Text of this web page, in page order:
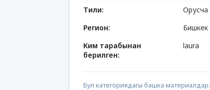
Тили:
Орусча
Регион:
Бишкек
Ким тарабынан
берилген:
laura
Бул категориядагы башка материалдар: